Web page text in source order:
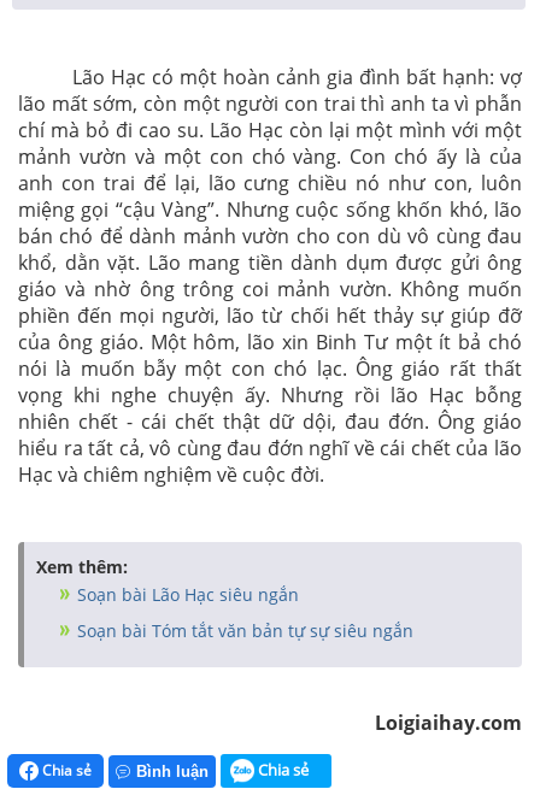
Lão Hạc có một hoàn cảnh gia đình bất hạnh: vợ
lão mất sớm, còn một người con trai thì anh ta vì phẫn
chí mà bỏ đi cao su. Lão Hạc còn lại một mình với một
mảnh vườn và một con chó vàng. Con chó ấy là của
anh con trai để lại, lão cưng chiều nó như con, luôn
miệng gọi “cậu Vàng”. Nhưng cuộc sống khốn khó, lão
bán chó để dành mảnh vườn cho con dù vô cùng đau
khổ, dằn vặt. Lão mang tiền dành dụm được gửi ông
giáo và nhờ ông trông coi mảnh vườn. Không muốn
phiền đến mọi người, lão từ chối hết thảy sự giúp đỡ
của ông giáo. Một hôm, lão xin Binh Tư một ít bả chó
nói là muốn bẫy một con chó lạc. Ông giáo rất thất
vọng khi nghe chuyện ấy. Nhưng rồi lão Hạc bỗng
nhiên chết - cái chết thật dữ dội, đau đớn. Ông giáo
hiểu ra tất cả, vô cùng đau đớn nghĩ về cái chết của lão
Hạc và chiêm nghiệm về cuộc đời.
Xem thêm:
Soạn bài Lão Hạc siêu ngắn
Soạn bài Tóm tắt văn bản tự sự siêu ngắn
Loigiaihay.com
Chia sẻ Bình luận Chia sẻ